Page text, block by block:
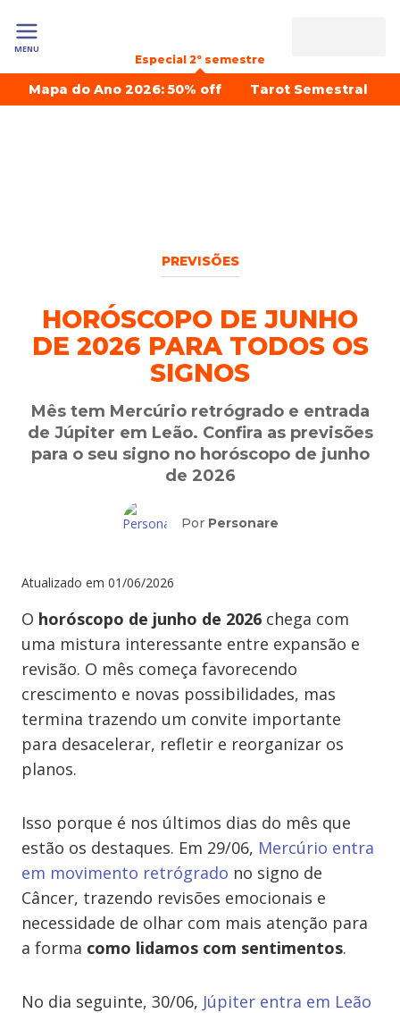
MENU
Especial 2º semestre
Mapa do Ano 2026: 50% off Tarot Semestral
PREVISÕES
HORÓSCOPO DE JUNHO
DE 2026 PARA TODOS OS
SIGNOS
Mês tem Mercúrio retrógrado e entrada
de Júpiter em Leão. Confira as previsões
para o seu signo no horóscopo de junho
de 2026
Por Personare
Atualizado em 01/06/2026
O horóscopo de junho de 2026 chega com
uma mistura interessante entre expansão e
revisão. O mês começa favorecendo
crescimento e novas possibilidades, mas
termina trazendo um convite importante
para desacelerar, refletir e reorganizar os
planos.
Isso porque é nos últimos dias do mês que
estão os destaques. Em 29/06, Mercúrio entra
em movimento retrógrado no signo de
Câncer, trazendo revisões emocionais e
necessidade de olhar com mais atenção para
a forma como lidamos com sentimentos.
No dia seguinte, 30/06, Júpiter entra em Leão